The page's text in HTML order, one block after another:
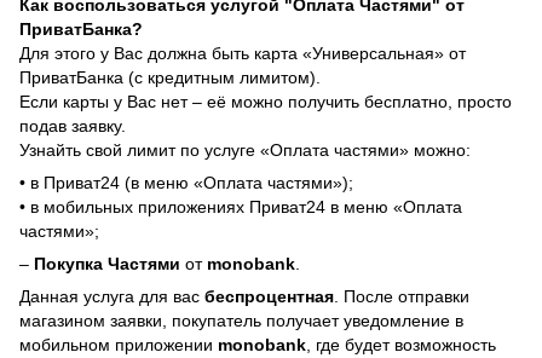
Как воспользоваться услугой "Оплата Частями" от
ПриватБанка?
Для этого у Вас должна быть карта «Универсальная» от
ПриватБанка (с кредитным лимитом).
Если карты у Вас нет – её можно получить бесплатно, просто
подав заявку.
Узнайть свой лимит по услуге «Оплата частями» можно:
• в Приват24 (в меню «Оплата частями»);
• в мобильных приложениях Приват24 в меню «Оплата
частями»;
– Покупка Частями от monobank.
Данная услуга для вас беспроцентная. После отправки
магазином заявки, покупатель получает уведомление в
мобильном приложении monobank, где будет возможность